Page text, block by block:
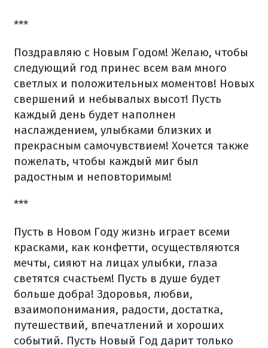
***
Поздравляю с Новым Годом! Желаю, чтобы
следующий год принес всем вам много
светлых и положительных моментов! Новых
свершений и небывалых высот! Пусть
каждый день будет наполнен
наслаждением, улыбками близких и
прекрасным самочувствием! Хочется также
пожелать, чтобы каждый миг был
радостным и неповторимым!
***
Пусть в Новом Году жизнь играет всеми
красками, как конфетти, осуществляются
мечты, сияют на лицах улыбки, глаза
светятся счастьем! Пусть в душе будет
больше добра! Здоровья, любви,
взаимопонимания, радости, достатка,
путешествий, впечатлений и хороших
событий. Пусть Новый Год дарит только